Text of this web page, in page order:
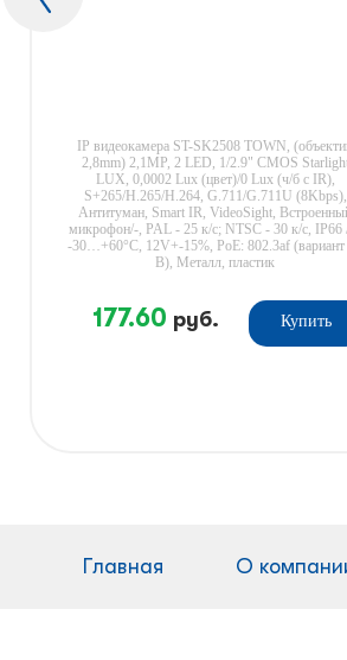
IP видеокамера ST-SK2508 TOWN,
2,8mm) 2,1MP, 2 LED, 1/2.9" CMOS
LUX, 0,0002 Lux (цвет)/0 Lux (ч/б c IR),
S+265/H.265/H.264, G.711/G.711U (8Kbps),
Антитуман, Smart IR, VideoSight,
микрофон/-, PAL - 25 к/с; NTSC - 30 к/с, IP66
-30…+60°С, 12V+-15%, PoE: 802.3af
В), Металл, пластик
177.60 руб. Купить
Главная О